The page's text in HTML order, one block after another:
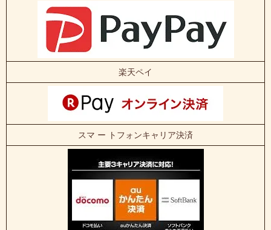
楽天ペイ
スマ ー トフォンキャリア決済